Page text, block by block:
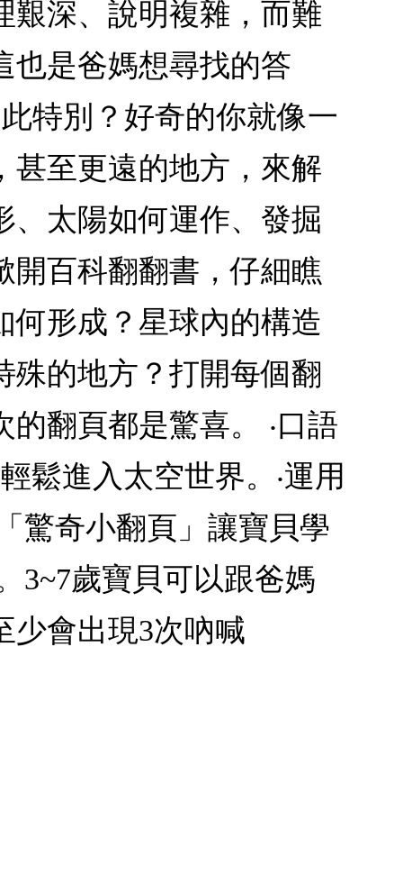
艱深、說明複雜，而難
也是爸媽想尋找的答
特別？好奇的你就像一
甚至更遠的地方，來解
、太陽如何運作、發掘
開百科翻翻書，仔細瞧
何形成？星球內的構造
殊的地方？打開每個翻
翻頁都是驚喜。 ‧口語
鬆進入太空世界。‧運用
驚奇小翻頁」讓寶貝學
3~7歲寶貝可以跟爸媽
少會出現3次吶喊